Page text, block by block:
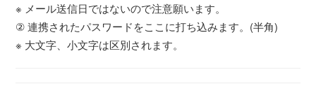
※ メール送信日ではないので注意願います。
② 連携されたパスワードをここに打ち込みます。(半角)
※ 大文字、小文字は区別されます。